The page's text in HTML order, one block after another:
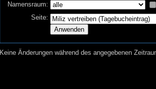
Namensraum:
Seite:
Keine Änderungen während des angegebenen